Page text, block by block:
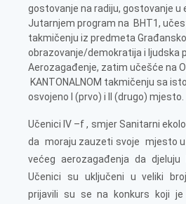
gostovanje na radiju, gostovanje u
Jutarnjem program na BHT1,
takmičenju iz predmeta Građansko
obrazovanje/demokratija i ljudska
Aerozagađenje, zatim učešće na
KANTONALNOM takmičenju sa
osvojeno I (prvo) i II (drugo) mjesto.
Učenici IV –f , smjer Sanitarni
da moraju zauzeti svoje mjesto
većeg aerozagađenja da djeluju
Učenici su uključeni u veliki
prijavili su se na konkurs koji je